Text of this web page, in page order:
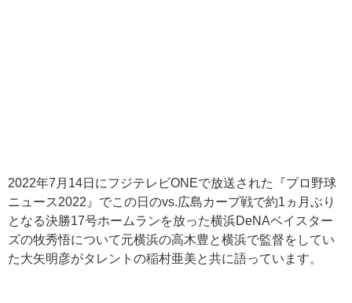
2022年7月14日にフジテレビONEで放送された『プロ野球
ニュース2022』でこの日のvs.広島カープ戦で約1ヵ月ぶり
となる決勝17号ホームランを放った横浜DeNAベイスター
ズの牧秀悟について元横浜の高木豊と横浜で監督をしてい
た大矢明彦がタレントの稲村亜美と共に語っています。